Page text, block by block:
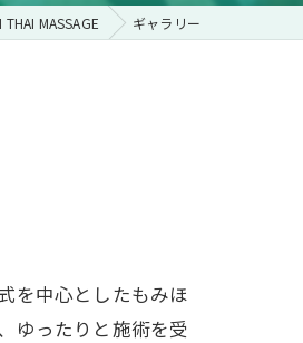
MASSAGE ギャラリー
を中心としたもみほ
ゆったりと施術を受